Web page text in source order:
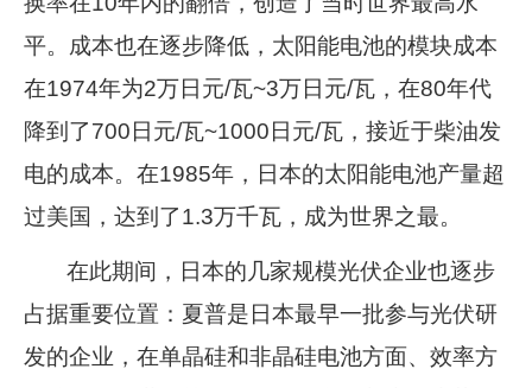
平。成本也在逐步降低，太阳能电池的模块成本
在1974年为2万日元/瓦~3万日元/瓦，在80年代
降到了700日元/瓦~1000日元/瓦，接近于柴油发
电的成本。在1985年，日本的太阳能电池产量超
过美国，达到了1.3万千瓦，成为世界之最。
在此期间，日本的几家规模光伏企业也逐步
占据重要位置：夏普是日本最早一批参与光伏研
发的企业，在单晶硅和非晶硅电池方面、效率方